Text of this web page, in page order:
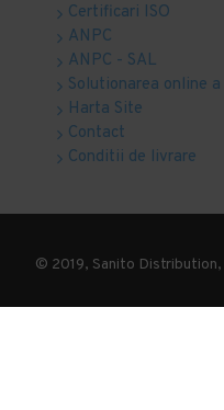
Certificari ISO
ANPC
ANPC - SAL
Solutionarea online
Harta Site
Contact
Conditii de livrare
© 2019, Sanito